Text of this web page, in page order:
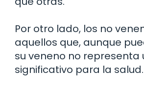
Por otro lado, los no
aquellos que, aunque
su veneno no representa
significativo para la salud.